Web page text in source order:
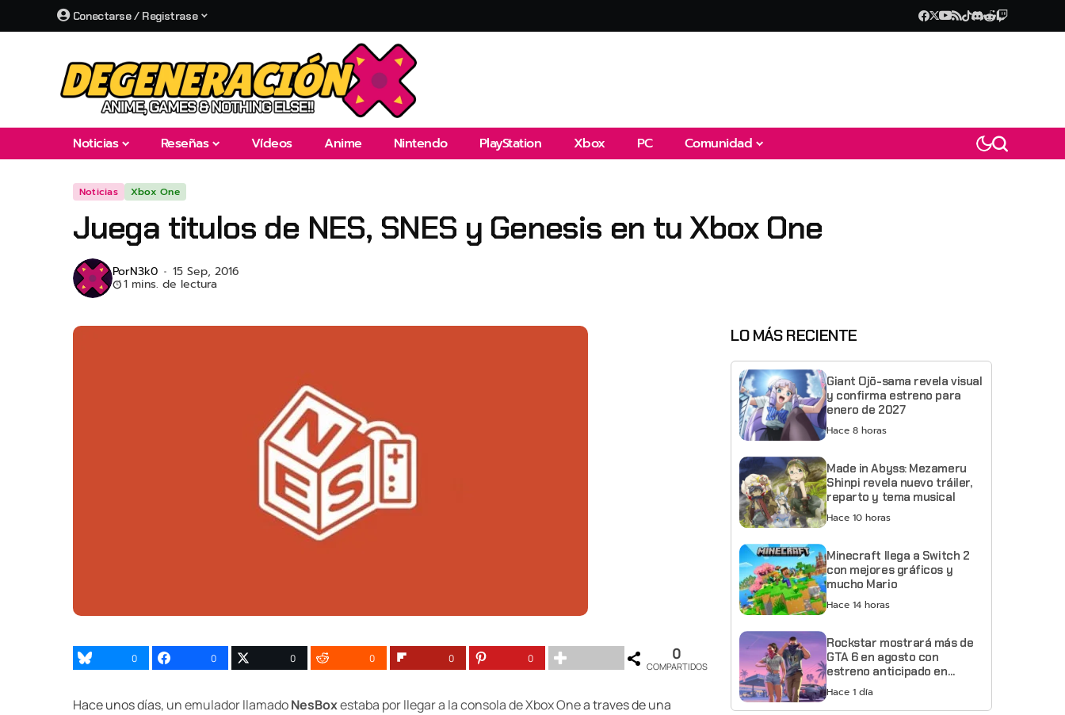
Conectarse / Registrase
Noticias Reseñas Vídeos Anime Nintendo PlayStation Xbox PC Comunidad
Noticias Xbox One
Juega titulos de NES, SNES y Genesis en tu Xbox One
PorN3k0 15 Sep, 2016
1 mins. de lectura
0 0 0 0 0 0 0
COMPARTIDOS
Hace unos días, un emulador llamadoNesBoxestaba por llegar a la consola de Xbox Onea traves de una
LO MÁS RECIENTE
Giant Ojō-sama revela visual
y confirma estreno para
enero de 2027
Hace 8 horas
Made in Abyss: Mezameru
Shinpi revela nuevo tráiler,
reparto y tema musical
Hace 10 horas
Minecraft llega a Switch 2
con mejores gráficos y
mucho Mario
Hace 14 horas
Rockstar mostrará más de
GTA 6 en agosto con
estreno anticipado en
Netflix
Hace 1 día